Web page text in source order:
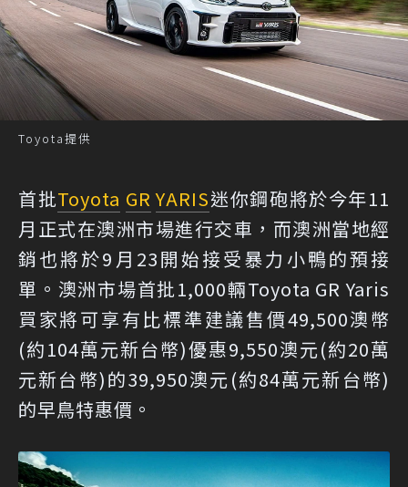
Toyota提供
首批Toyota GR YARIS迷你鋼砲將於今年11
月正式在澳洲市場進行交車，而澳洲當地經
銷也將於9月23開始接受暴力小鴨的預接
單。澳洲市場首批1,000輛Toyota GR Yaris
買家將可享有比標準建議售價49,500澳幣
(約104萬元新台幣)優惠9,550澳元(約20萬
元新台幣)的39,950澳元(約84萬元新台幣)
的早鳥特惠價。